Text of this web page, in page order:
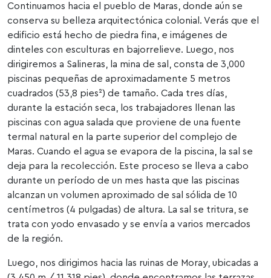
Continuamos hacia el pueblo de Maras, donde aún se
conserva su belleza arquitectónica colonial. Verás que el
edificio está hecho de piedra fina, e imágenes de
dinteles con esculturas en bajorrelieve. Luego, nos
dirigiremos a Salineras, la mina de sal, consta de 3,000
piscinas pequeñas de aproximadamente 5 metros
cuadrados (53,8 pies²) de tamaño. Cada tres días,
durante la estación seca, los trabajadores llenan las
piscinas con agua salada que proviene de una fuente
termal natural en la parte superior del complejo de
Maras. Cuando el agua se evapora de la piscina, la sal se
deja para la recolección. Este proceso se lleva a cabo
durante un período de un mes hasta que las piscinas
alcanzan un volumen aproximado de sal sólida de 10
centímetros (4 pulgadas) de altura. La sal se tritura, se
trata con yodo envasado y se envía a varios mercados
de la región.
Luego, nos dirigimos hacia las ruinas de Moray, ubicadas a